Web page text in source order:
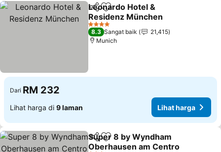
KongsiTambah ke favorit
Leonardo Hotel &
Residenz München
Lihat harga
4 Bintang
8.3 Sangat baik
21,415
Munich
Dari RM 232
Lihat harga di 9 laman Lihat harga
KongsiTambah ke favorit
Super 8 by Wyndham
Oberhausen am Centro